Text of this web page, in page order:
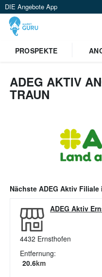
DIE Angebote App
PROSPEKTE
ADEG AKTIV
TRAUN
Nächste ADEG Aktiv Filiale
ADEG Aktiv
4432 Ernsthofen
Entfernung:
20.6km